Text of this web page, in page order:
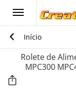
Início
Rolete de
MPC300